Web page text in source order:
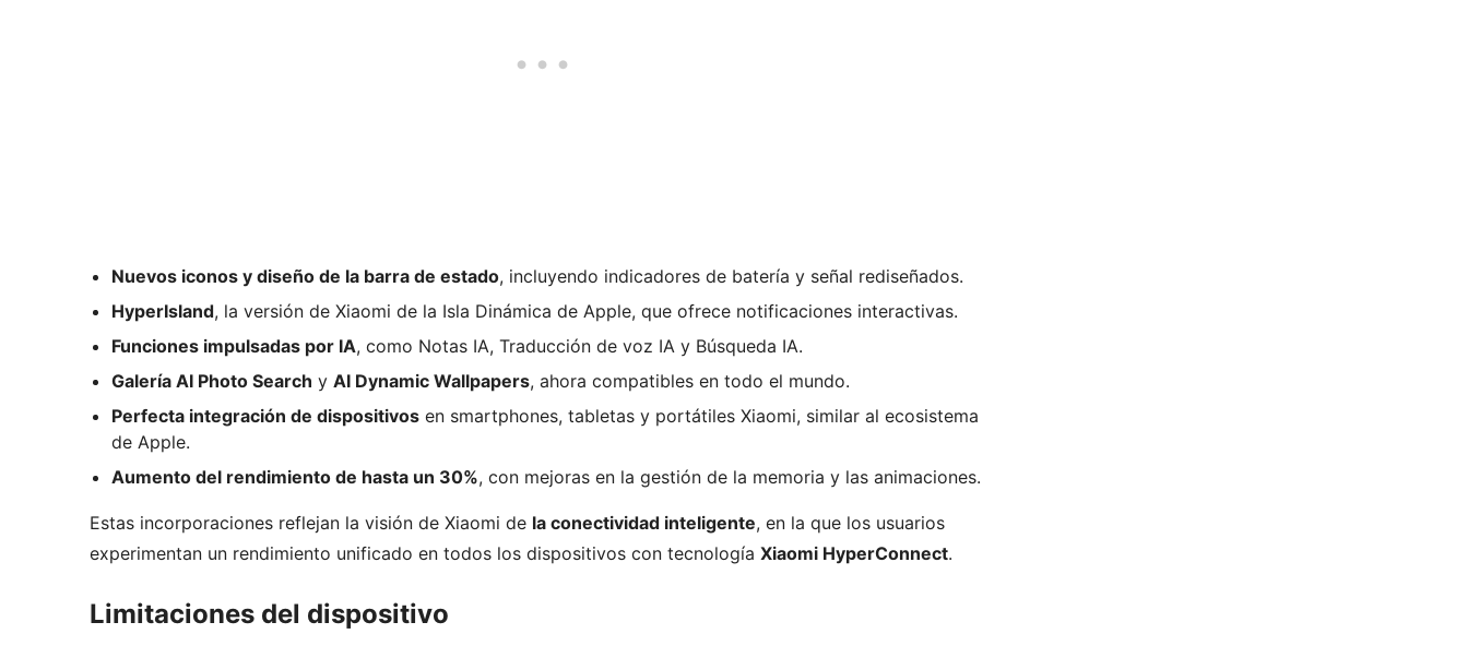
Nuevos iconos y diseño de la barra de estado, incluyendo indicadores de batería y señal rediseñados.
HyperIsland, la versión de Xiaomi de la Isla Dinámica de Apple, que ofrece notificaciones interactivas.
Funciones impulsadas por IA, como Notas IA, Traducción de voz IA y Búsqueda IA.
Galería AI Photo Search y AI Dynamic Wallpapers, ahora compatibles en todo el mundo.
Perfecta integración de dispositivos en smartphones, tabletas y portátiles Xiaomi, similar al ecosistema
de Apple.
Aumento del rendimiento de hasta un 30%, con mejoras en la gestión de la memoria y las animaciones.
Estas incorporaciones reflejan la visión de Xiaomi de la conectividad inteligente, en la que los usuarios
experimentan un rendimiento unificado en todos los dispositivos con tecnología Xiaomi HyperConnect.
Limitaciones del dispositivo